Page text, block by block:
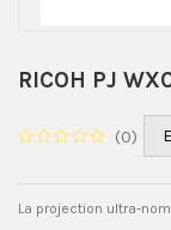
RICOH PJ
(0)
La projection ultra-